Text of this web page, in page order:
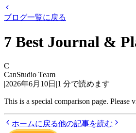
ブログ一覧に戻る
7 Best Journal &
C
CanStudio Team
|2026年6月10日 |1 分で読めます
This is a special comparison page.
ホームに戻る他の記事を読む